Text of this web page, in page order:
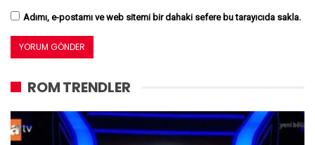
Adımı, e-postamı ve web sitemi bir dahaki sefere bu tarayıcıda sakla.
ROM TRENDLER